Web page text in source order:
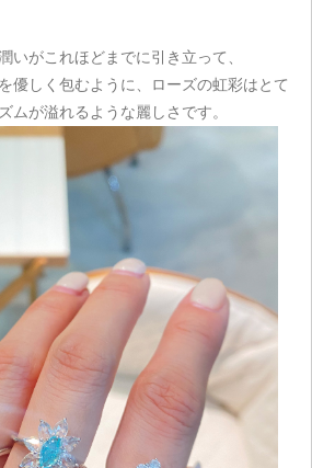
いがこれほどまでに引き立って、
優しく包むように、ローズの虹彩はとて
ムが溢れるような麗しさです。